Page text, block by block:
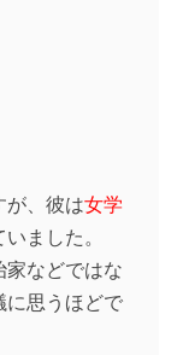
が、彼は女学
ました。
などではな
に思うほどで